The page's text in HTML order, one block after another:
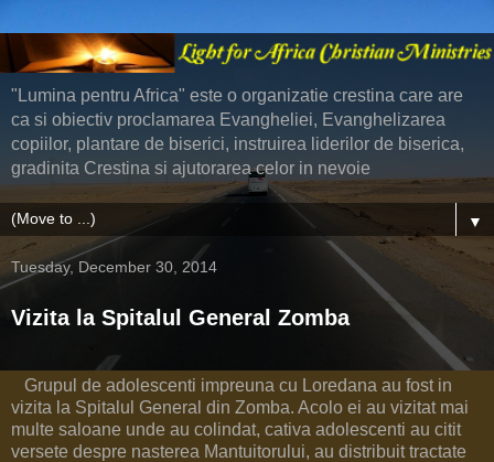
"Lumina pentru Africa" este o organizatie crestina care are
ca si obiectiv proclamarea Evangheliei, Evanghelizarea
copiilor, plantare de biserici, instruirea liderilor de biserica,
gradinita Crestina si ajutorarea celor in nevoie
▼
Tuesday, December 30, 2014
Vizita la Spitalul General Zomba
Grupul de adolescenti impreuna cu Loredana au fost in
vizita la Spitalul General din Zomba. Acolo ei au vizitat mai
multe saloane unde au colindat, cativa adolescenti au citit
versete despre nasterea Mantuitorului, au distribuit tractate